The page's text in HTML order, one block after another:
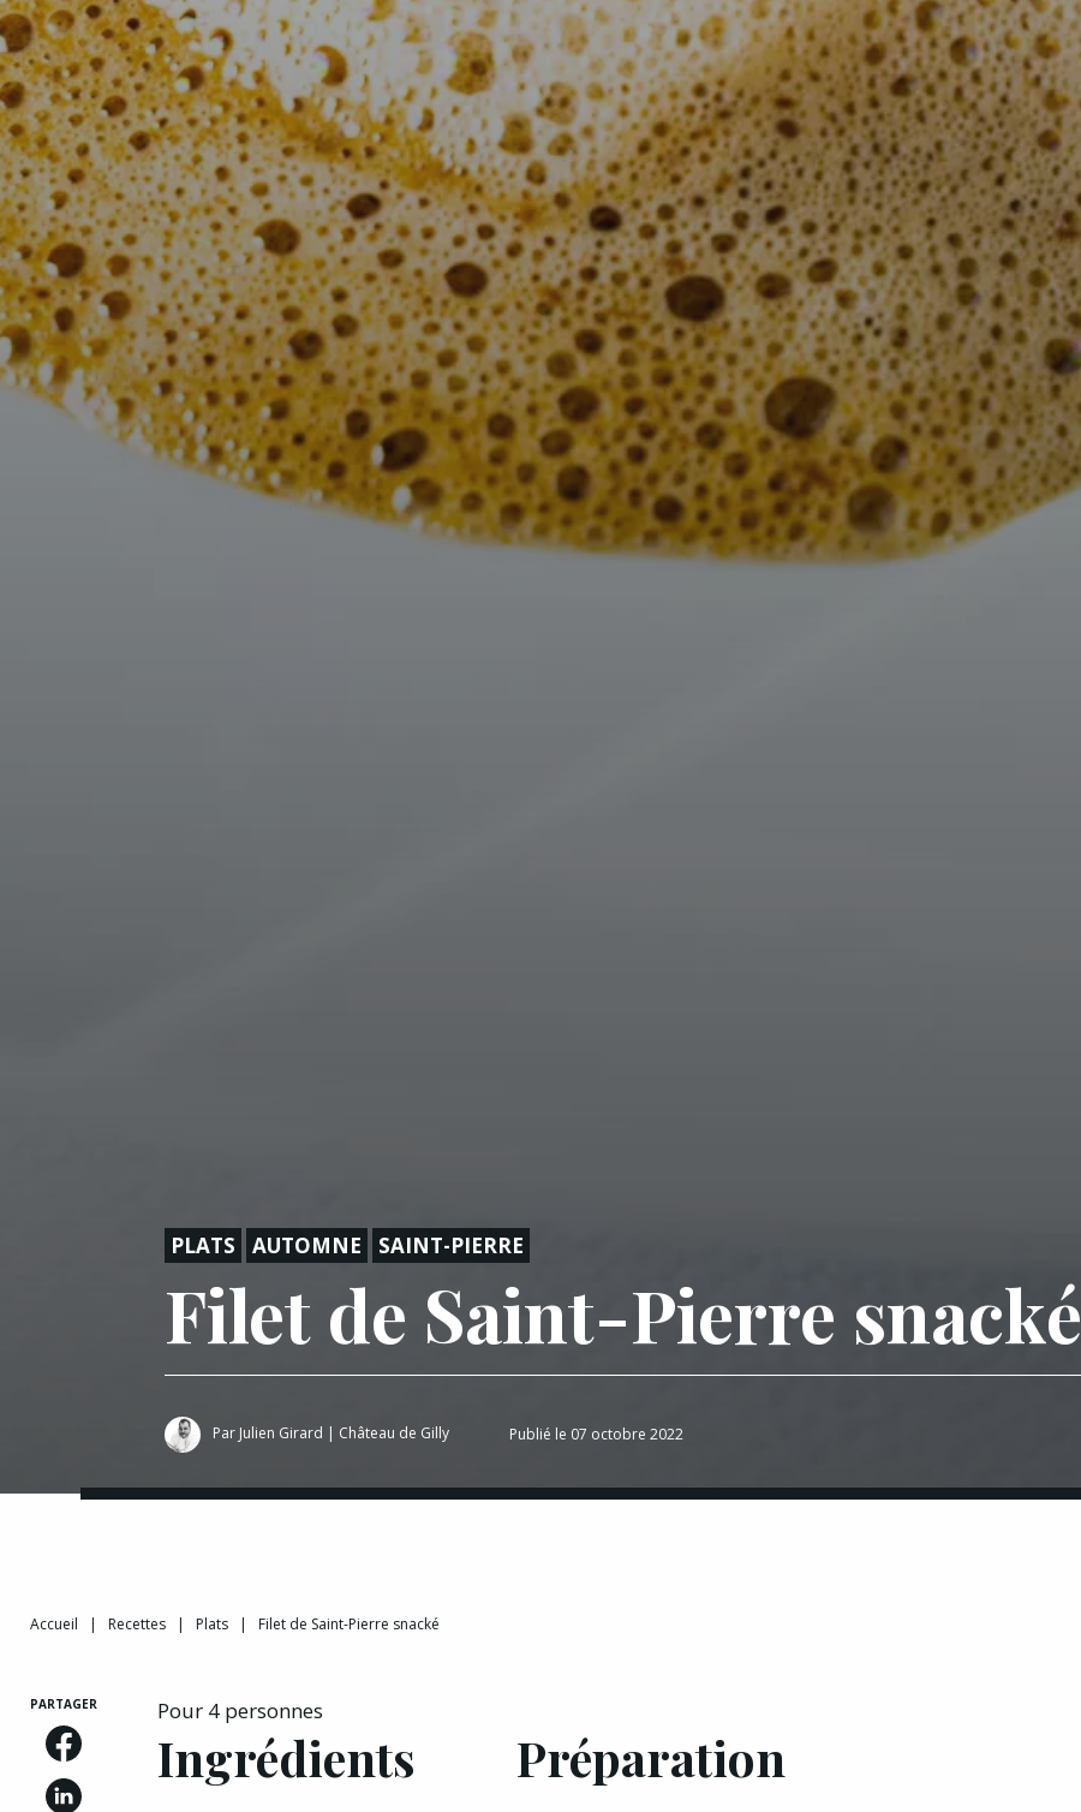
PLATS AUTOMNE SAINT-PIERRE
Filet de Saint-Pierre snacké
Par Julien Girard | Château de Gilly Publié le 07 octobre 2022
Accueil | Recettes | Plats | Filet de Saint-Pierre snacké
PARTAGER Pour 4 personnes
Ingrédients Préparation